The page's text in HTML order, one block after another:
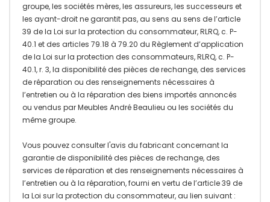
groupe, les sociétés mères, les assureurs, les successeurs et
les ayant-droit ne garantit pas, au sens au sens de l’article
39 de la Loi sur la protection du consommateur, RLRQ, c. P-
40.1 et des articles 79.18 à 79.20 du Règlement d’application
de la Loi sur la protection des consommateurs, RLRQ, c. P-
40.1, r. 3, la disponibilité des pièces de rechange, des services
de réparation ou des renseignements nécessaires à
l’entretien ou à la réparation des biens importés annoncés
ou vendus par Meubles André Beaulieu ou les sociétés du
même groupe.
Vous pouvez consulter l'avis du fabricant concernant la
garantie de disponibilité des pièces de rechange, des
services de réparation et des renseignements nécessaires à
l’entretien ou à la réparation, fourni en vertu de l’article 39 de
la Loi sur la protection du consommateur, au lien suivant :